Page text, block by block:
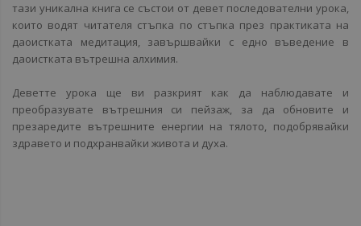
тази уникална книга се състои от девет последователни урока,
които водят читателя стъпка по стъпка през практиката на
даоистката медитация, завършвайки с едно въведение в
даоистката вътрешна алхимия.
Деветте урока ще ви разкрият как да наблюдавате и
преобразувате вътрешния си пейзаж, за да обновите и
презаредите вътрешните енергии на тялото, подобрявайки
здравето и подхранвайки живота и духа.